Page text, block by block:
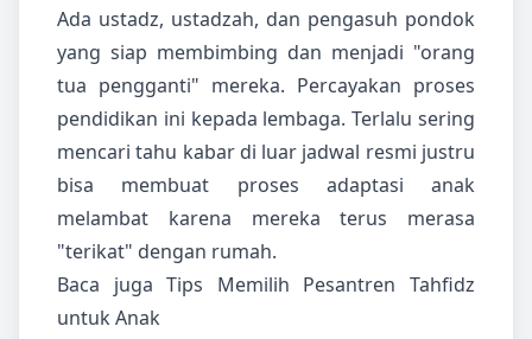
Ada ustadz, ustadzah, dan pengasuh pondok
yang siap membimbing dan menjadi "orang
tua pengganti" mereka. Percayakan proses
pendidikan ini kepada lembaga. Terlalu sering
mencari tahu kabar di luar jadwal resmi justru
bisa membuat proses adaptasi anak
melambat karena mereka terus merasa
"terikat" dengan rumah.
Baca jugaTips Memilih Pesantren Tahfidz
untuk Anak